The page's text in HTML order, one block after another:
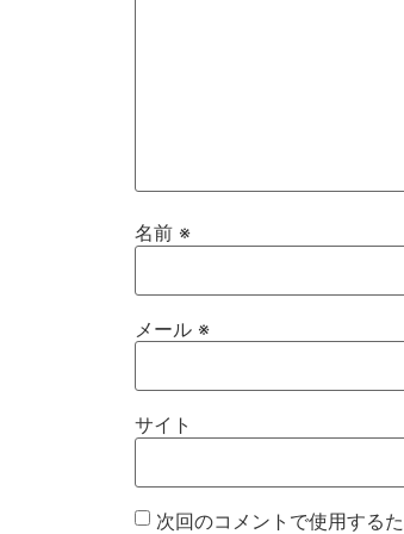
名前 ※
メール ※
サイト
次回のコメントで使用する